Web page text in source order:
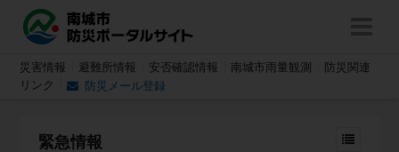
災害情報 避難所情報 安否確認情報 南城市雨量観測
防災関連
リンク
防災メール登録
緊急情報